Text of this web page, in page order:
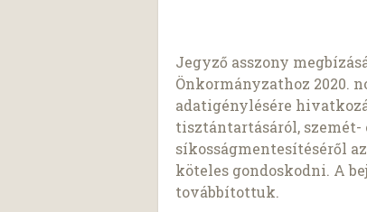
Jegyző asszony
Önkormányzathoz 2020.
adatigénylésére
tisztántartásáról,
síkosságmentesítéséről
köteles gondoskodni. A
továbbítottuk.